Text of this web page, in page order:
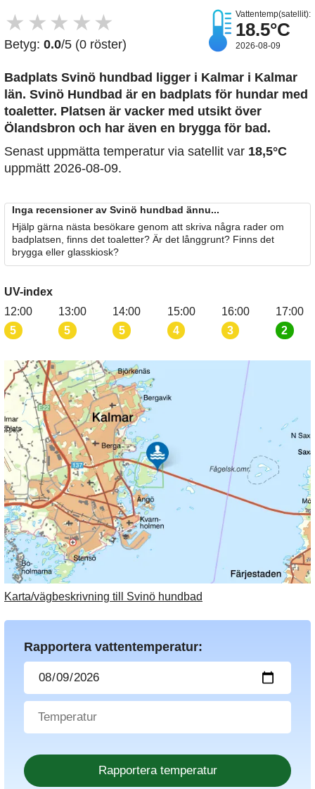
★ ★ ★ ★ ★
Betyg: 0.0/5 (0 röster)
Vattentemp(satellit):
18.5°C
2026-08-09
Badplats Svinö hundbad
ligger i Kalmar i Kalmar
län. Svinö Hundbad är en badplats för hundar med
toaletter. Platsen är vacker med utsikt över
Ölandsbron och har även en brygga för bad.
Senast uppmätta temperatur via satellit var 18,5°C
uppmätt 2026-08-09.
Inga recensioner av Svinö hundbad ännu...
Hjälp gärna nästa besökare genom att skriva några rader om
badplatsen, finns det toaletter? Är det långgrunt? Finns det
brygga eller glasskiosk?
UV-index
12:00
5
13:00
5
14:00
5
15:00
4
16:00
3
17:00
2
Karta/vägbeskrivning till Svinö hundbad
Rapportera vattentemperatur: